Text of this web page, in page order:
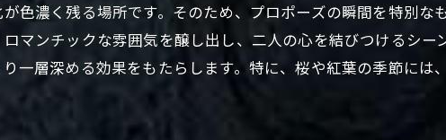
京都府の風景を活かしたプロポーズの
愛を伝えるための効果的な方法とは
色濃く残る場所です。そのため、プロポーズの瞬間を特別な
マンチックな雰囲気を醸し出し、二人の心を結びつけるシ
一層深める効果をもたらします。特に、桜や紅葉の季節には